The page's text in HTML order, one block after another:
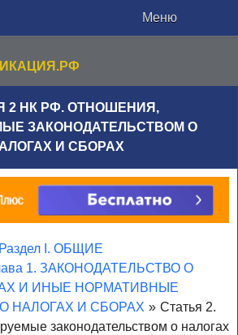
Меню
2 НК РФ. ОТНОШЕНИЯ,
ЗАКОНОДАТЕЛЬСТВОМ О
И СБОРАХ
Раздел I. ОБЩИЕ
1. ЗАКОНОДАТЕЛЬСТВО О
И ИНЫЕ НОРМАТИВНЫЕ
НАЛОГАХ И СБОРАХ » Статья 2.
законодательством о налогах